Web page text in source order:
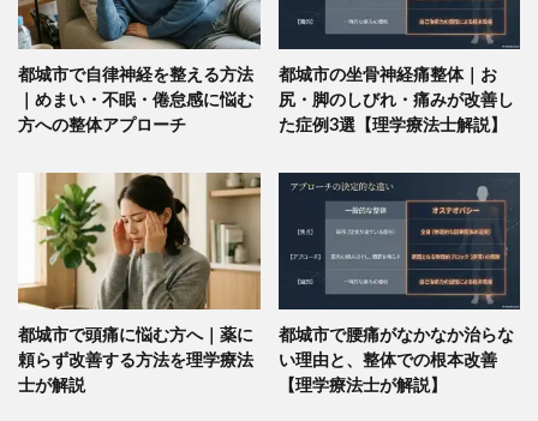
都城市で自律神経を整える方法
｜めまい・不眠・倦怠感に悩む
方への整体アプローチ
都城市の坐骨神経痛整体｜お
尻・脚のしびれ・痛みが改善し
た症例3選【理学療法士解説】
都城市で頭痛に悩む方へ｜薬に
頼らず改善する方法を理学療法
士が解説
都城市で腰痛がなかなか治らな
い理由と、整体での根本改善
【理学療法士が解説】